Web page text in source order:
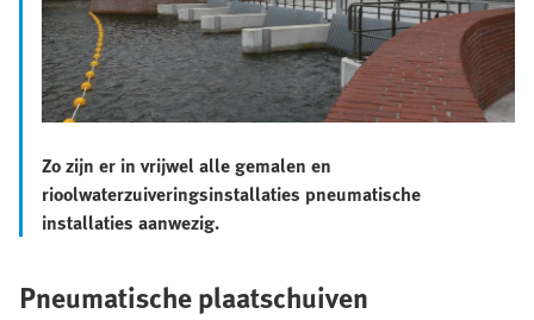
Zo zijn er in vrijwel alle gemalen en
rioolwaterzuiveringsinstallaties pneumatische
installaties aanwezig.
Pneumatische plaatschuiven